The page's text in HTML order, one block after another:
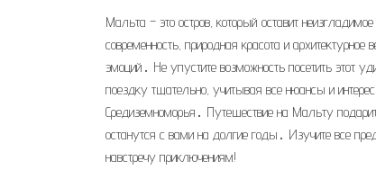
Мальта – это остров, который оставит
современность, природная красота и
эмоций․ Не упустите возможность посетить этот
поездку тщательно, учитывая все нюансы и
Средиземноморья․ Путешествие на Мальту
останутся с вами на долгие годы․ Изучите все
навстречу приключениям!